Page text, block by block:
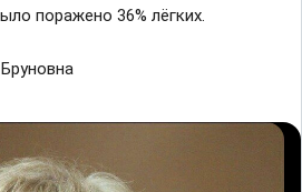
пopaжeнo 36% лëгкиx.